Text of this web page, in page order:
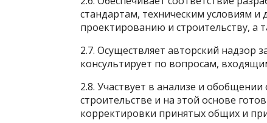
стандартам, техническим условиям
проектированию и строительству, а
2.7. Осуществляет авторский надзор
консультирует по вопросам,
2.8. Участвует в анализе и
строительстве и на этой основе
корректировки принятых общих и